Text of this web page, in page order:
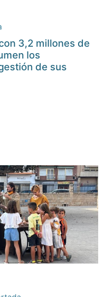
3,2 millones de
los
de sus